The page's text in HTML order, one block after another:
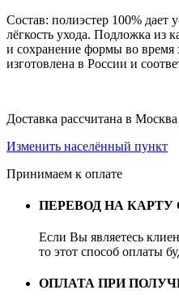
Состав: полиэстер 100% дает
лёгкость ухода. Подложка из
и сохранение формы во время
изготовлена в России и
Доставка рассчитана в Москва
Изменить населённый пункт
Принимаем к оплате
ПЕРЕВОД НА КАРТУ
Если Вы являетесь
то этот способ оплаты
ОПЛАТА ПРИ